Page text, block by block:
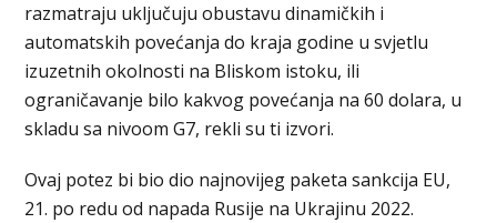
razmatraju uključuju obustavu dinamičkih i
automatskih povećanja do kraja godine u svјetlu
izuzetnih okolnosti na Bliskom istoku, ili
ograničavanje bilo kakvog povećanja na 60 dolara, u
skladu sa nivoom G7, rekli su ti izvori.
Ovaj potez bi bio dio najnovijeg paketa sankcija EU,
21. po redu od napada Rusije na Ukrajinu 2022.